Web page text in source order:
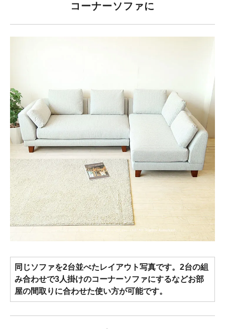
コーナーソファに
同じソファを2台並べたレイアウト写真です。2台の組
み合わせで3人掛けのコーナーソファにするなどお部
屋の間取りに合わせた使い方が可能です。